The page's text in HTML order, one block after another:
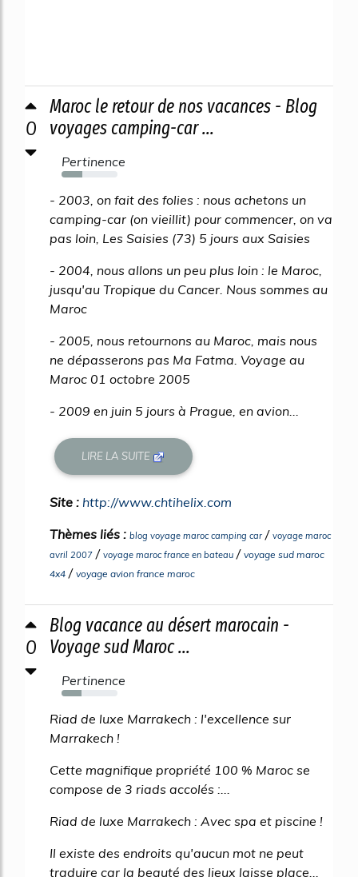
0
Maroc le retour de nos vacances - Blog
voyages camping-car ...
Pertinence
37%
- 2003, on fait des folies : nous achetons un
camping-car (on vieillit) pour commencer, on va
pas loin, Les Saisies (73) 5 jours aux Saisies
- 2004, nous allons un peu plus loin : le Maroc,
jusqu'au Tropique du Cancer. Nous sommes au
Maroc
- 2005, nous retournons au Maroc, mais nous
ne dépasserons pas Ma Fatma. Voyage au
Maroc 01 octobre 2005
- 2009 en juin 5 jours à Prague, en avion...
LIRE LA SUITE
Site : http://www.chtihelix.com
Thèmes liés : blog voyage maroc camping car / voyage maroc
avril 2007 / voyage maroc france en bateau / voyage sud maroc
4x4 / voyage avion france maroc
0
Blog vacance au désert marocain -
Voyage sud Maroc ...
Pertinence
36%
Riad de luxe Marrakech : l'excellence sur
Marrakech !
Cette magnifique propriété 100 % Maroc se
compose de 3 riads accolés :...
Riad de luxe Marrakech : Avec spa et piscine !
Il existe des endroits qu'aucun mot ne peut
traduire car la beauté des lieux laisse place...